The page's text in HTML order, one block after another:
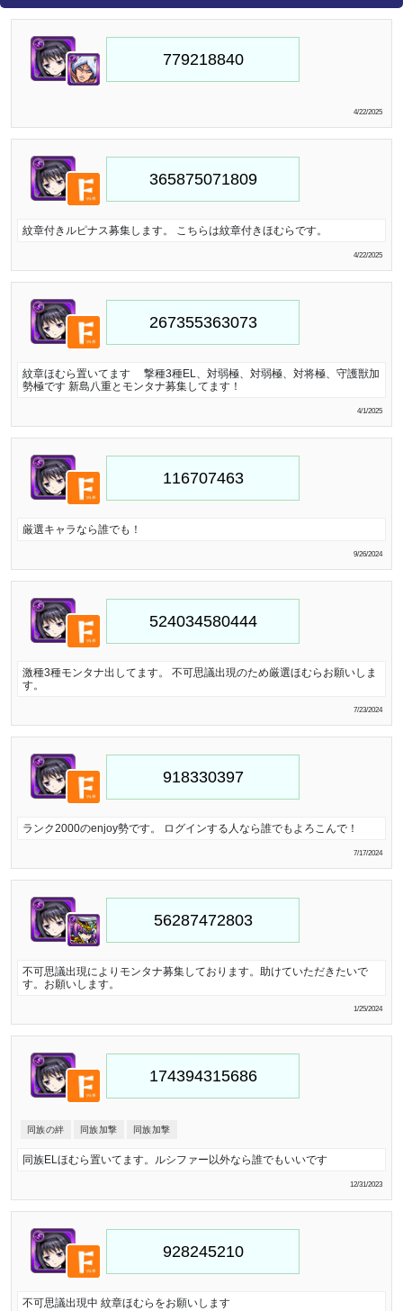
4/22/2025
紋章付きルピナス募集します。 こちらは紋章付きほむらです。
4/22/2025
紋章ほむら置いてます 撃種3種EL、対弱極、対弱極、対将極、守護獣加
勢極です 新島八重とモンタナ募集してます！
4/1/2025
厳選キャラなら誰でも！
9/26/2024
激種3種モンタナ出してます。 不可思議出現のため厳選ほむらお願いしま
す。
7/23/2024
ランク2000のenjoy勢です。 ログインする人なら誰でもよろこんで！
7/17/2024
不可思議出現によりモンタナ募集しております。助けていただきたいで
す。お願いします。
1/25/2024
同族の絆 同族加撃 同族加撃
同族ELほむら置いてます。ルシファー以外なら誰でもいいです
12/31/2023
不可思議出現中 紋章ほむらをお願いします